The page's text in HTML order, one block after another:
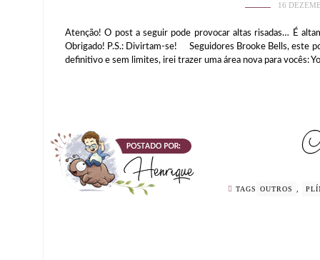
16
Atenção! O post a seguir pode provocar altas risadas… É
Obrigado! P.S.: Divirtam-se! Seguidores Brooke Bells, este
definitivo e sem limites, irei trazer uma área nova para vocês:
TAGS OUTROS